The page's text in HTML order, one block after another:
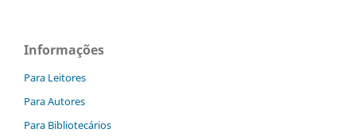
Informações
Para Leitores
Para Autores
Para Bibliotecários